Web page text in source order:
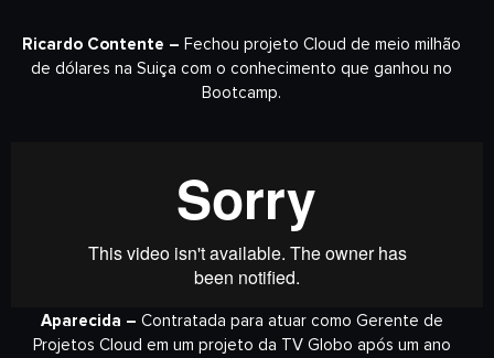
Ricardo Contente – Fechou projeto Cloud de meio milhão
de dólares na Suiça com o conhecimento que ganhou no
Bootcamp.
Aparecida – Contratada para atuar como Gerente de
Projetos Cloud em um projeto da TV Globo após um ano